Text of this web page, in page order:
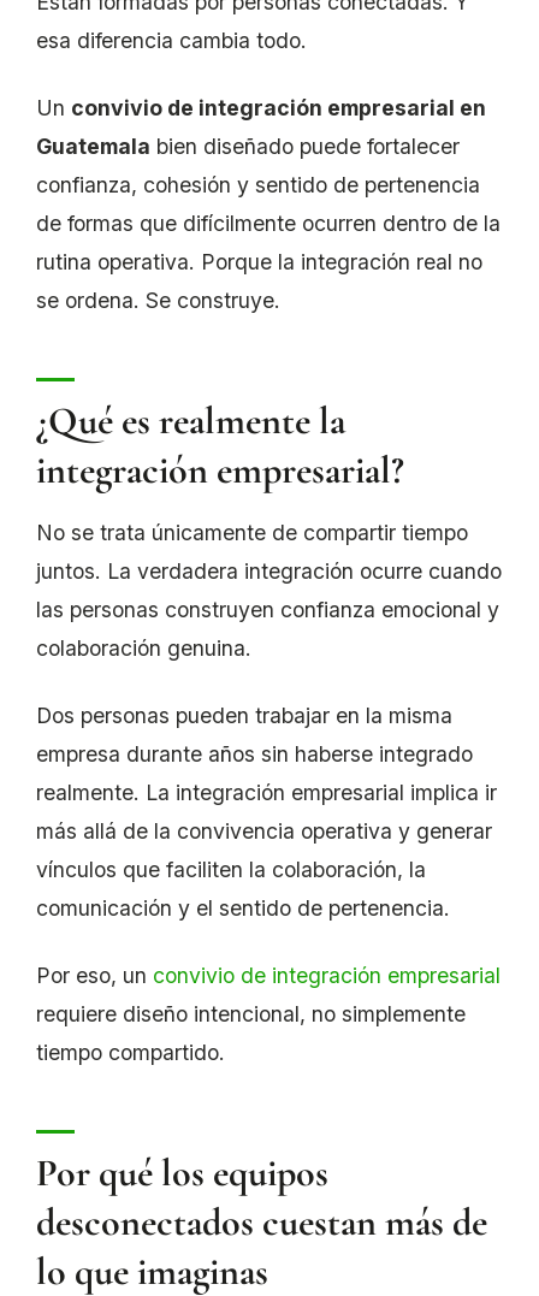
esa diferencia cambia todo.
Un convivio de integración empresarial en
Guatemala bien diseñado puede fortalecer
confianza, cohesión y sentido de pertenencia
de formas que difícilmente ocurren dentro de la
rutina operativa. Porque la integración real no
se ordena. Se construye.
¿Qué es realmente la
integración empresarial?
No se trata únicamente de compartir tiempo
juntos. La verdadera integración ocurre cuando
las personas construyen confianza emocional y
colaboración genuina.
Dos personas pueden trabajar en la misma
empresa durante años sin haberse integrado
realmente. La integración empresarial implica ir
más allá de la convivencia operativa y generar
vínculos que faciliten la colaboración, la
comunicación y el sentido de pertenencia.
Por eso, un convivio de integración empresarial
requiere diseño intencional, no simplemente
tiempo compartido.
Por qué los equipos
desconectados cuestan más de
lo que imaginas